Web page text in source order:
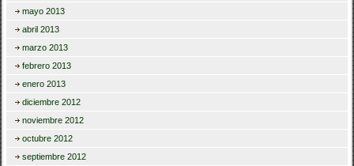
mayo 2013
abril 2013
marzo 2013
febrero 2013
enero 2013
diciembre 2012
noviembre 2012
octubre 2012
septiembre 2012